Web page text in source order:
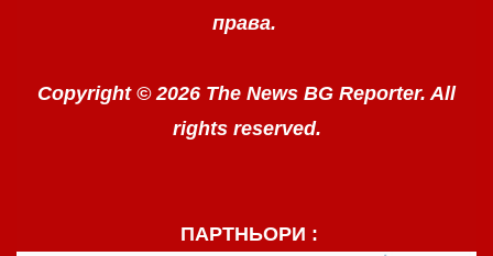
права.
Copyright © 2026 The News BG Reporter. All
rights reserved.
ПАРТНЬОРИ :